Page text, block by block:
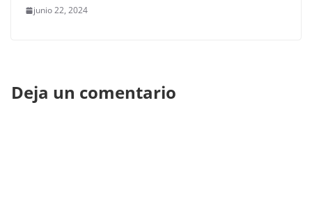
junio 22, 2024
Deja un comentario